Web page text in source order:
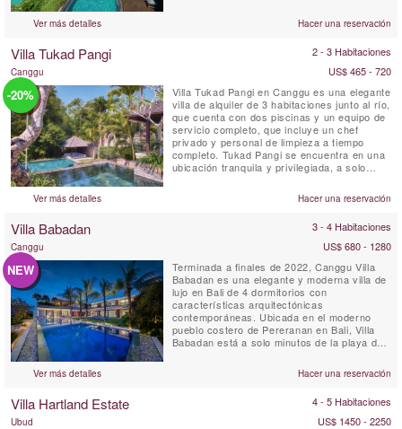
espectaculares en la residencia principal y
un dormitorio con baño en cuarto lugar, una
Ver más detalles Hacer una reservación
Villa Tukad Pangi 2 - 3 Habitaciones
Canggu US$ 465 - 720
-20%
Villa Tukad Pangi en Canggu es una elegante
villa de alquiler de 3 habitaciones junto al río,
que cuenta con dos piscinas y un equipo de
servicio completo, que incluye un chef
privado y personal de limpieza a tiempo
completo. Tukad Pangi se encuentra en una
ubicación tranquila y privilegiada, a solo
cafeterías, restaurantes y playas de
Pererenan. La ecológica Villa Tukad Pangi no
Ver más detalles Hacer una reservación
Villa Babadan 3 - 4 Habitaciones
Canggu US$ 680 - 1280
NEW
Terminada a finales de 2022, Canggu Villa
Babadan es una elegante y moderna villa de
lujo en Bali de 4 dormitorios con
características arquitectónicas
contemporáneas. Ubicada en el moderno
pueblo costero de Pereranan en Bali, Villa
Babadan está a solo minutos de la playa de
dignos de una revista, realzados por mucha
luz natural, Villa Babadan está ubicada en
Ver más detalles Hacer una reservación
Villa Hartland Estate 4 - 5 Habitaciones
Ubud
US$ 1450 - 2250